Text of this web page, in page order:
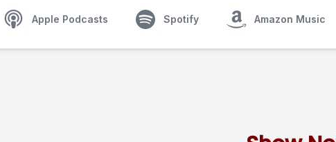
Apple Podcasts Spotify Amazon Music